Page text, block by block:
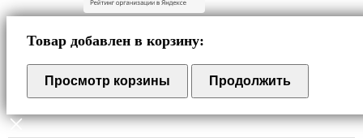
Товар добавлен в корзину:
Просмотр корзины Продолжить